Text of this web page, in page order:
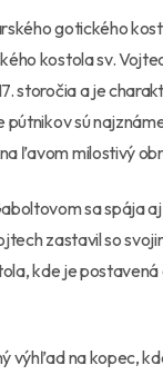
gotického
kostola sv.
storočia a je
pútnikov sú
ľavom milostivý
sa spája
zastavil so
kde je
výhľad na kopec,